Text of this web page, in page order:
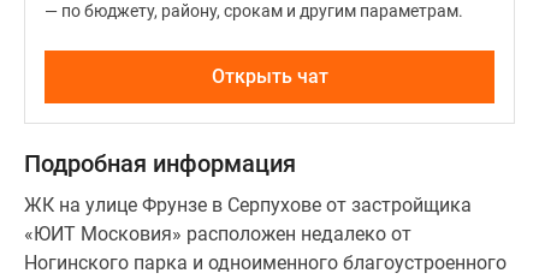
одинарным
остеклением
алюминиевых
Смонтированы
деревянные
входные
двери.
— по бюджету, району, срокам и другим параметрам.
Открыть чат
Подробная информация
ЖК на улице Фрунзе в Серпухове от застройщика
«ЮИТ Московия» расположен недалеко от
Ногинского парка и одноименного благоустроенного